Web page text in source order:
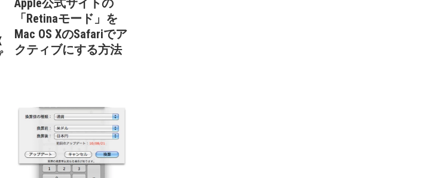
Apple公式サイトの
「Retinaモード」を
Mac OS XのSafariでア
クティブにする方法